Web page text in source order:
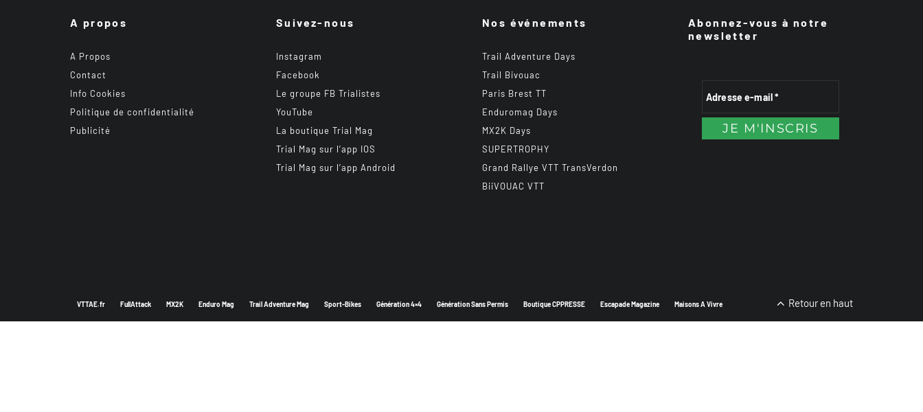
A propos
A Propos
Contact
Info Cookies
Politique de confidentialité
Publicité
Suivez-nous
Instagram
Facebook
Le groupe FB Trialistes
YouTube
La boutique Trial Mag
Trial Mag sur l’app IOS
Trial Mag sur l’app Android
Nos événements
Trail Adventure Days
Trail Bivouac
Paris Brest TT
Enduromag Days
MX2K Days
SUPERTROPHY
Grand Rallye VTT TransVerdon
BiiVOUAC VTT
Abonnez-vous à notre
newsletter
VTTAE.fr FullAttack MX2K Enduro Mag Trail Adventure Mag Sport-Bikes Génération 4×4 Génération Sans Permis Boutique CPPRESSE Escapade Magazine Maisons A Vivre Retour en haut